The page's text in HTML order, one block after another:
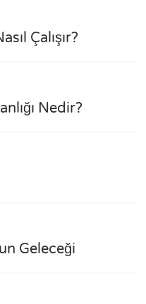
Çalışır?
Nedir?
Geleceği